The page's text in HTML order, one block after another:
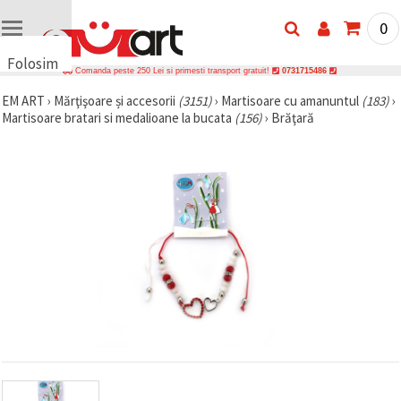
Folosim
uri
🍪 Folosim
traficul și a
0
Comanda peste 250 Lei si primesti transport gratuit! 0731715486
EM ART › Mărţişoare și accesorii (3151)› Martisoare cu amanuntul (183)›
Martisoare bratari si medalioane la bucata (156)› Brăţară